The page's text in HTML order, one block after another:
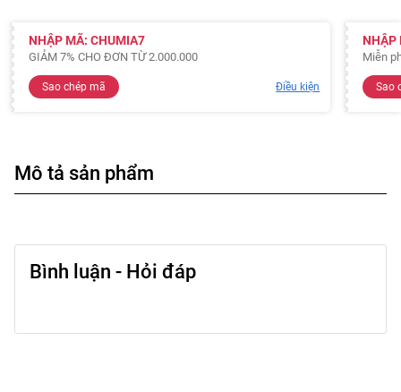
NHẬP MÃ: CHUMIA7
GIẢM 7% CHO ĐƠN TỪ 2.000.000
Sao chép mã Điều kiện
NHẬP
Miễn
Sao
Mô tả sản phẩm
Bình luận - Hỏi đáp